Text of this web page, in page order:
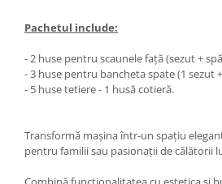
Pachetul include:
- 2 huse pentru scaunele față (sezut +
- 3 huse pentru bancheta spate (1 sezut
- 5 huse tetiere - 1 husă cotieră.
Transformă mașina într-un spațiu
pentru familii sau pasionații de călătorii